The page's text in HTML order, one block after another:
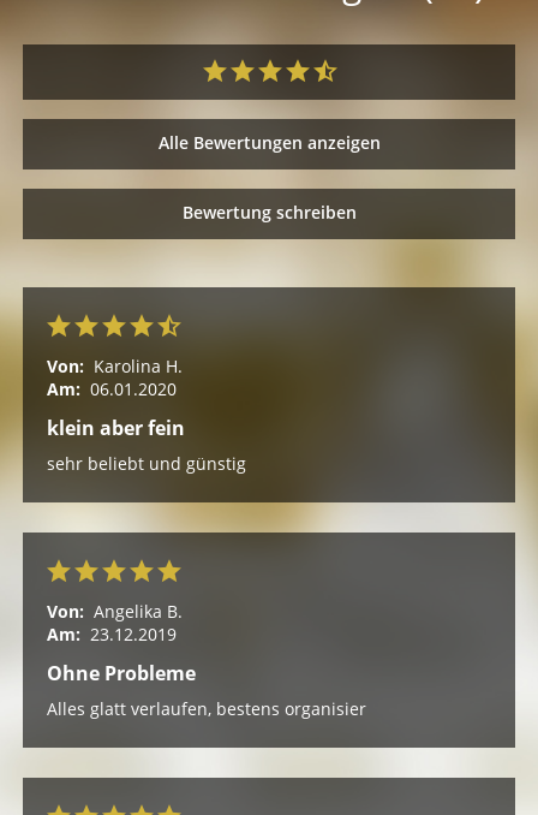
Alle Bewertungen anzeigen
Bewertung schreiben
Von: Karolina H.
Am: 06.01.2020
klein aber fein
sehr beliebt und günstig
Von: Angelika B.
Am: 23.12.2019
Ohne Probleme
Alles glatt verlaufen, bestens organisier